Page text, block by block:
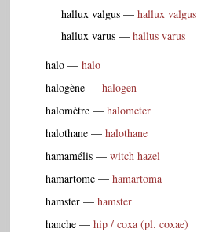
hallux valgus — hallux
hallux varus — hallus varus
halo — halo
halogène — halogen
halomètre — halometer
halothane — halothane
hamamélis — witch hazel
hamartome — hamartoma
hamster — hamster
hanche — hip / coxa (pl. coxae)